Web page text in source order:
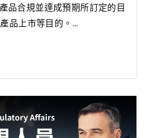
品合規並達成預期所訂定的目
品上市等目的。...